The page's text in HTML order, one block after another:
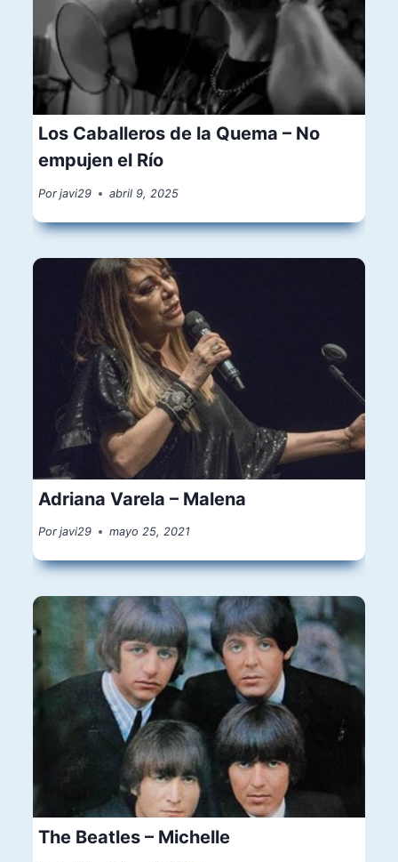
Los Caballeros de la Quema – No
empujen el Río
Por javi29 abril 9, 2025
Adriana Varela – Malena
Por javi29 mayo 25, 2021
The Beatles – Michelle